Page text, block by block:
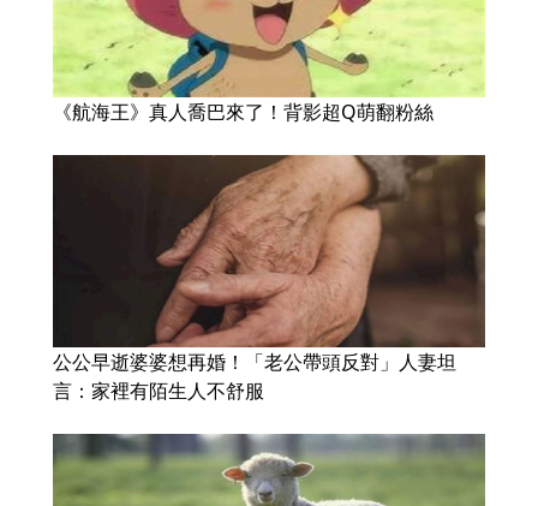
《航海王》真人喬巴來了！背影超Q萌翻粉絲
公公早逝婆婆想再婚！「老公帶頭反對」人妻坦
言：家裡有陌生人不舒服